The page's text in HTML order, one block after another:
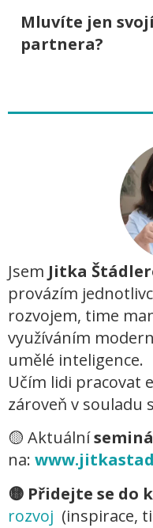
Mluvíte jen
partnera?
Jsem Jitka
provázím
rozvojem, time
využíváním
umělé inteligence.
Učím lidi pracovat
zároveň v souladu
🟡 Aktuální
na:
🟡 Přidejte se do
rozvoj (inspirace,